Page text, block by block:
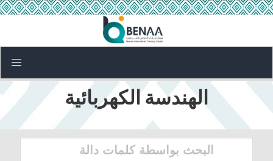
الهندسة الكهربائية